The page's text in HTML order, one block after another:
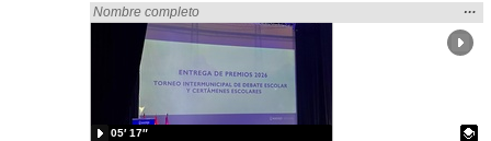
Encontrado «Asturias» en:
Nombre completo
la
…
05′ 17″